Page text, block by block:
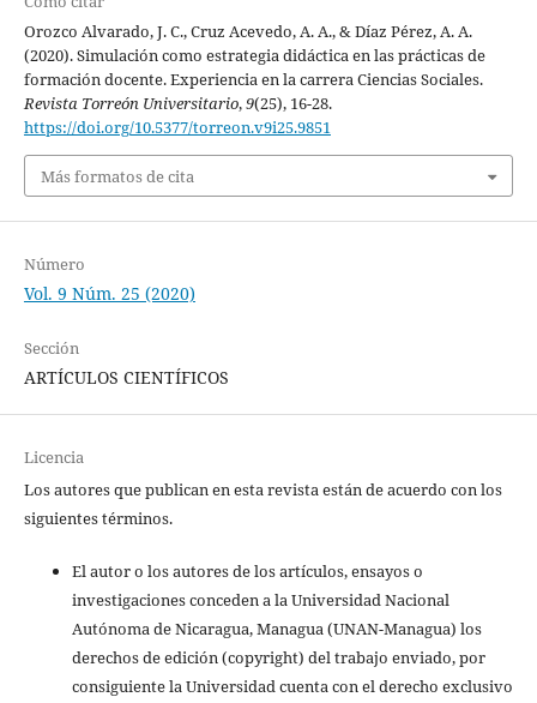
Orozco Alvarado, J. C., Cruz Acevedo, A. A., & Díaz Pérez, A. A.
(2020). Simulación como estrategia didáctica en las prácticas de
formación docente. Experiencia en la carrera Ciencias Sociales.
Revista Torreón Universitario,9(25), 16-28.
https://doi.org/10.5377/torreon.v9i25.9851
Más formatos de cita
Número
Vol. 9 Núm. 25 (2020)
Sección
ARTÍCULOS CIENTÍFICOS
Licencia
Los autores que publican en esta revista están de acuerdo con los
siguientes términos.
El autor o los autores de los artículos, ensayos o
investigaciones conceden a la Universidad Nacional
Autónoma de Nicaragua, Managua (UNAN-Managua) los
derechos de edición (copyright) del trabajo enviado, por
consiguiente la Universidad cuenta con el derecho exclusivo